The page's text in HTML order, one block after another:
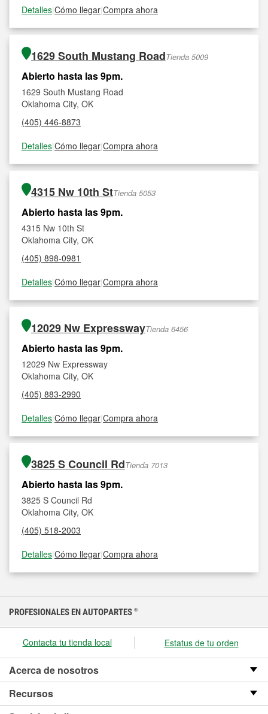
Detalles|Cómo llegar|Compra ahora
1629 South Mustang RoadTienda 5009
Abierto hasta las 9pm.
1629 South Mustang Road
Oklahoma City, OK
(405) 446-8873
Detalles|Cómo llegar|Compra ahora
4315 Nw 10th StTienda 5053
Abierto hasta las 9pm.
4315 Nw 10th St
Oklahoma City, OK
(405) 898-0981
Detalles|Cómo llegar|Compra ahora
12029 Nw ExpresswayTienda 6456
Abierto hasta las 9pm.
12029 Nw Expressway
Oklahoma City, OK
(405) 883-2990
Detalles|Cómo llegar|Compra ahora
3825 S Council RdTienda 7013
Abierto hasta las 9pm.
3825 S Council Rd
Oklahoma City, OK
(405) 518-2003
Detalles|Cómo llegar|Compra ahora
PROFESIONALES EN AUTOPARTES ®
Contacta tu tienda local Estatus de tu orden
Acerca de nosotros
Recursos